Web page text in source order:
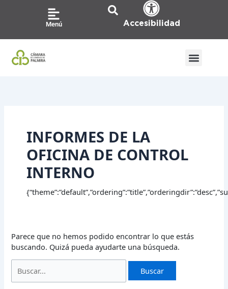
Menú Accesibilidad
INFORMES DE LA
OFICINA DE CONTROL
INTERNO
Parece que no hemos podido encontrar lo que estás
buscando. Quizá pueda ayudarte una búsqueda.